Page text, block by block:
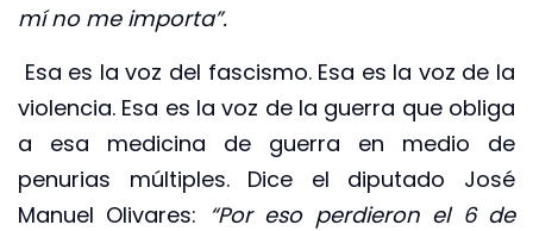
mí no me importa”.
Esa es la voz del fascismo. Esa es la voz de la
violencia. Esa es la voz de la guerra que obliga
a esa medicina de guerra en medio de
penurias múltiples. Dice el diputado José
Manuel Olivares: “Por eso perdieron el 6 de